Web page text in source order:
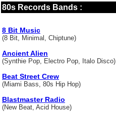
80s Records Bands :
8 Bit Music
(8 Bit, Minimal, Chiptune)
Ancient Alien
(Synthie Pop, Electro Pop, Italo Disco)
Beat Street Crew
(Miami Bass, 80s Hip Hop)
Blastmaster Radio
(New Beat, Acid House)